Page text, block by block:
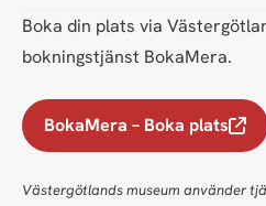
Boka din plats via
bokningstjänst BokaMera.
BokaMera – Boka plats
Västergötlands museum använder